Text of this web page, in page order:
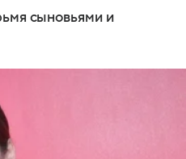
сыновьями и